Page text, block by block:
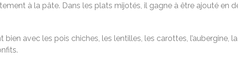
à la pâte. Dans les plats mijotés, il gagne à être ajouté en
bien avec les pois chiches, les lentilles, les carottes, l’aubergine,